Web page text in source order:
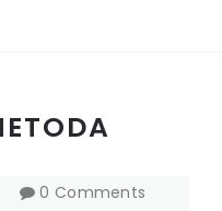
0 Comments